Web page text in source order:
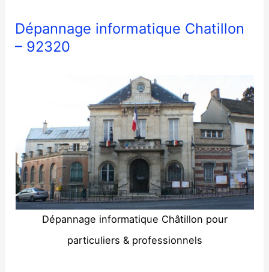
Dépannage informatique Chatillon
– 92320
Dépannage informatique Châtillon pour
particuliers & professionnels